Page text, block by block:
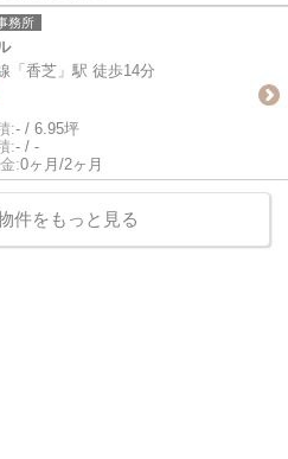
務所
「香芝」駅 徒歩14分
:- / 6.95坪
:- / -
:0ヶ月/2ヶ月
件をもっと見る